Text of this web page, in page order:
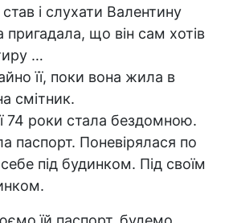
і слухати Валентину
пригадала, що він сам хотів
…
її, поки вона жила в
смітник.
74 роки стала бездомною.
паспорт. Поневірялася по
під будинком. Під своїм